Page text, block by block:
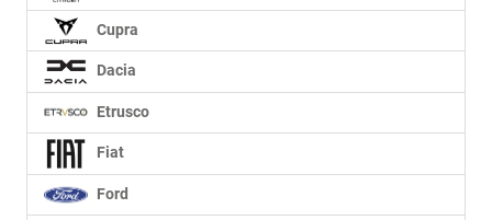
Cupra
Dacia
Etrusco
Fiat
Ford